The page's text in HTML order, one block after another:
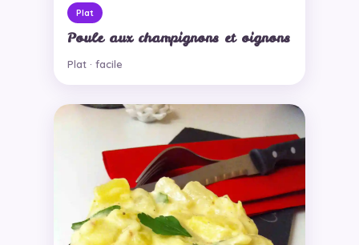
Plat
Poule aux champignons et oignons
Plat · facile